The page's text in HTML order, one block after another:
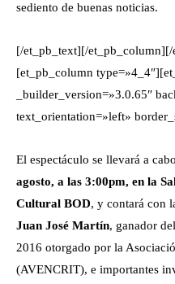
sediento de buenas noticias.
[/et_pb_text][/
[et_pb_column
_builder_version=»3.0.65″
text_orientation=»left»
El espectáculo se llevará a
agosto, a las 3:00pm, en la
Cultural BOD, y contará con
Juan José Martín, ganador
2016 otorgado por la
(AVENCRIT), e importantes